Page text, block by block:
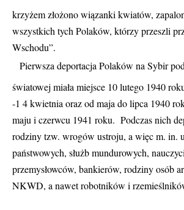
krzyżem złożono wiązanki kwiatów,
wszystkich tych Polaków, którzy przeszli
Wschodu”.
Pierwsza deportacja Polaków na Sybir
światowej miała miejsce 10 lutego 1940
-1 4 kwietnia oraz od maja do lipca 1940
maju i czerwcu 1941 roku. Podczas nich
rodziny tzw. wrogów ustroju, a więc m. in.
państwowych, służb mundurowych,
przemysłowców, bankierów, rodziny osób
NKWD, a nawet robotników i